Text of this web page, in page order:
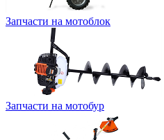
Запчасти на мотоблок
Запчасти на мотобур